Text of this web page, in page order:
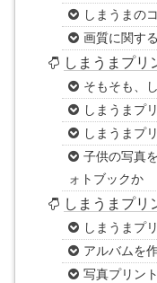
しまうまの
画質に関す
しまうまプリ
そもそも、
しまうまプ
しまうまプ
子供の写真
ォトブックか
しまうまプリ
しまうまプ
アルバムを
写真プリン